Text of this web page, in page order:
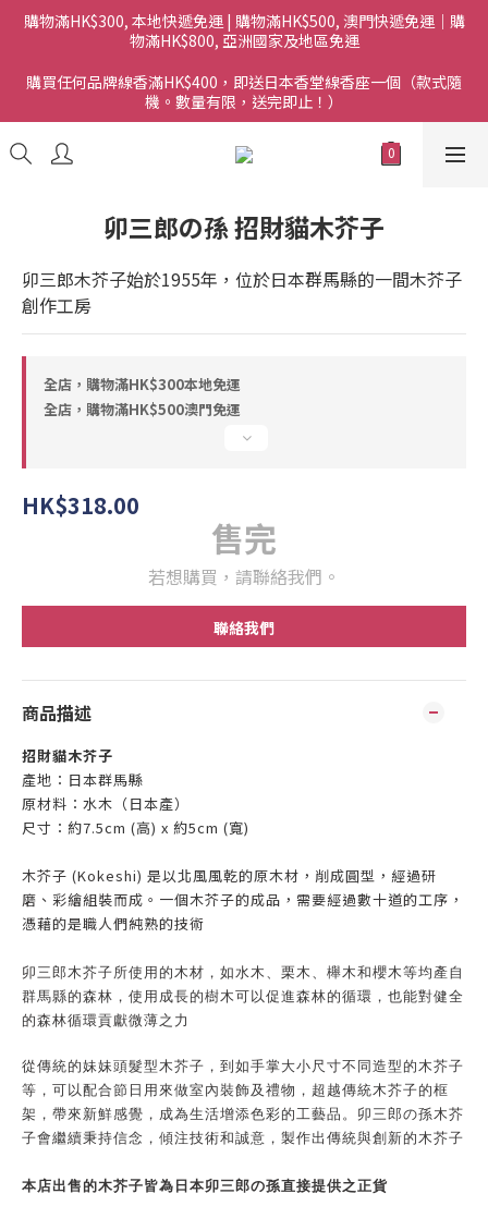
購物滿HK$300, 本地快遞免運 | 購物滿HK$500, 澳門快遞免運｜購
物滿HK$800, 亞洲國家及地區免運
購買任何品牌線香滿HK$400，即送日本香堂線香座一個（款式隨
機。數量有限，送完即止！）
卯三郎の孫 招財貓木芥子
卯三郎木芥子始於1955年，位於日本群馬縣的一間木芥子
創作工房
全店，購物滿HK$300本地免運
全店，購物滿HK$500澳門免運
HK$318.00
售完
若想購買，請聯絡我們。
聯絡我們
商品描述
招財貓木芥子
產地：日本群馬縣
原材料：水木（日本產）
尺寸： 約7.5cm (高) x 約5cm (寬)
木芥子 (Kokeshi) 是以北風風乾的原木材，削成圓型，經過研
磨、彩繪組裝而成。一個木芥子的成品，需要經過數十道的工序，
憑藉的是職人們純熟的技術
卯三郎木芥子所使用的木材，如水木、栗木、櫸木和櫻木等均產自
群馬縣的森林，使用成長的樹木可以促進森林的循環，也能對健全
的森林循環貢獻微薄之力
從傳統的妹妹頭髮型木芥子，到如手掌大小尺寸不同造型的木芥子
等，可以配合節日用來做室內裝飾及禮物，超越傳統木芥子的框
架，帶來新鮮感覺，成為生活增添色彩的工藝品。卯三郎の孫木芥
子會繼續秉持信念，傾注技術和誠意，製作出傳統與創新的木芥子
本店出售的木芥子皆為日本卯三郎の孫直接提供之正貨